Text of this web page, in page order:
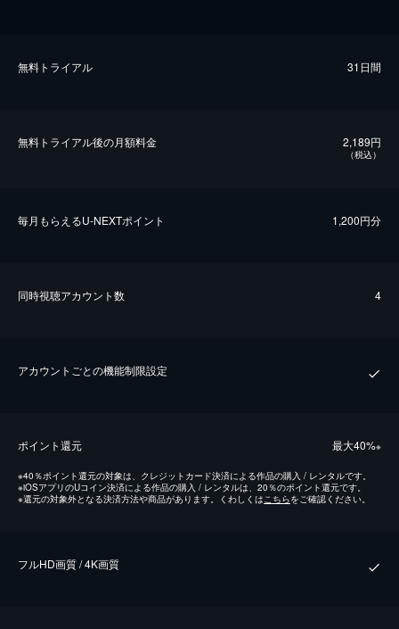
無料トライアル 31日間
無料トライアル後の⽉額料金 2,189円
（税込）
毎⽉もらえるU-NEXTポイント 1,200円分
同時視聴アカウント数 4
アカウントごとの機能制限設定
ポイント還元 最⼤40%※
※40％ポイント還元の対象は、クレジットカード決済による作品の購入 / レンタルです。
※iOSアプリのUコイン決済による作品の購入 / レンタルは、20％のポイント還元です。
※還元の対象外となる決済方法や商品があります。くわしくは こちらをご確認ください。
フルHD画質 / 4K画質